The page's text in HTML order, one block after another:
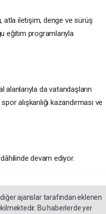
atla iletişim, denge ve sürüş
eğitim programlarıyla
alanlarıyla da vatandaşların
alışkanlığı kazandırması ve
devam ediyor.
ajanslar tarafından eklenen
Bu haberlerde yer